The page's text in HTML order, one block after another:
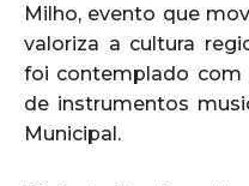
Milho, evento que
valoriza a cultura
foi contemplado com
de instrumentos
Municipal.